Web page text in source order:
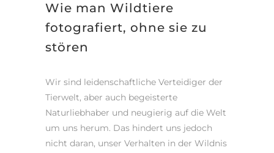
Wie man Wildtiere
fotografiert, ohne sie zu
stören
Wir sind leidenschaftliche Verteidiger der
Tierwelt, aber auch begeisterte
Naturliebhaber und neugierig auf die Welt
um uns herum. Das hindert uns jedoch
nicht daran, unser Verhalten in der Wildnis